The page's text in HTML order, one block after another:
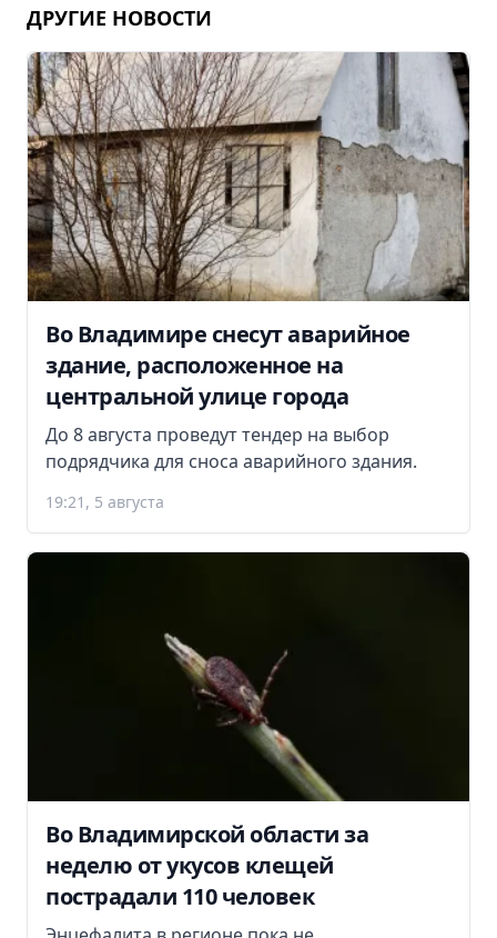
ДРУГИЕ НОВОСТИ
Во Владимире снесут аварийное
здание, расположенное на
центральной улице города
До 8 августа проведут тендер на выбор
подрядчика для сноса аварийного здания.
19:21, 5 августа
Во Владимирской области за
неделю от укусов клещей
пострадали 110 человек